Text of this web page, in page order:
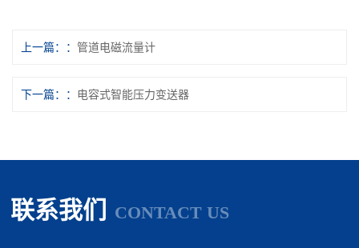
上一篇： 管道电磁流量计
下一篇： 电容式智能压力变送器
联系我们 CONTACT US